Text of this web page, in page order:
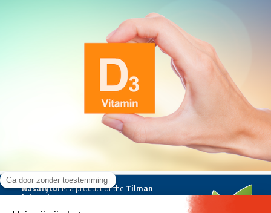
Nasafytolis a product of the Tilman
laboratory.